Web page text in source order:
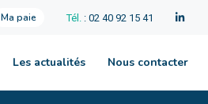
Ma paie Tél. : 02 40 92 15 41
Les actualités Nous contacter